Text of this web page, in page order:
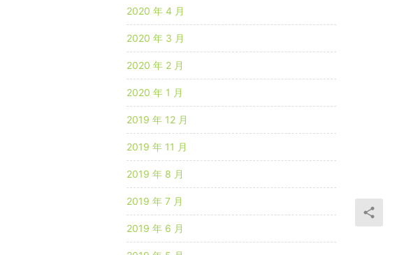
2020 年 4 月
2020 年 3 月
2020 年 2 月
2020 年 1 月
2019 年 12 月
2019 年 11 月
2019 年 8 月
2019 年 7 月
2019 年 6 月